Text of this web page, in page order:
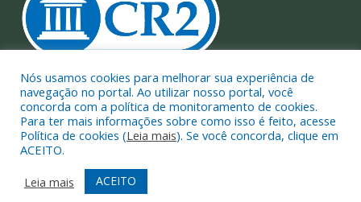
Muito mais que criar siteousistema para prefeituras!
Realizamos umaassessoriacompleta, onde garantimos em
contrato que todas as exigências dasleis de transparência
públicaserão atendidas.
Conheça o PNTPe o Radar da Transparência Pública
Nós usamos cookies para melhorar sua experiência de
navegação no portal. Ao utilizar nosso portal, você
concorda com a política de monitoramento de cookies.
Para ter mais informações sobre como isso é feito, acesse
Política de cookies (Leia mais). Se você concorda, clique em
ACEITO.
Leia mais
ACEITO